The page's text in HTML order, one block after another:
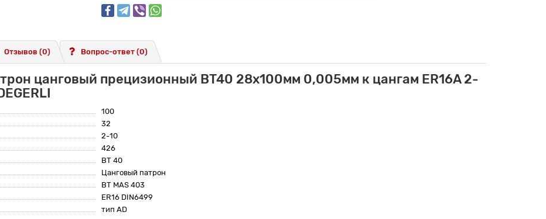
Отзывов (0) Вопрос-ответ (0)
цанговый прецизионный BT40 28x100мм 0,005мм к цангам ER16A 2-
100
32
2-10
426
BT 40
Цанговый патрон
BT MAS 403
ER16 DIN6499
тип AD